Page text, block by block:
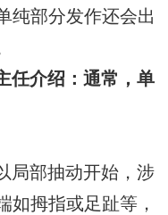
纯部分发作还会出
任介绍：通常，单
局部抽动开始，涉
如拇指或足趾等，